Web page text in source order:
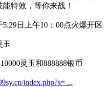
特效，等你来战！
日上午10：00点火爆开区
玉
灵玉和888888银币
index.php?s= ...